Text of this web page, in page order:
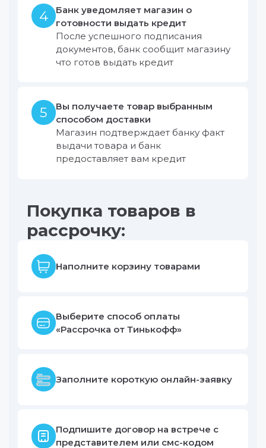
4
Банк уведомляет магазин о
готовности выдать кредит
После успешного подписания
документов, банк сообщит магазину
что готов выдать кредит
5
Вы получаете товар выбранным
способом доставки
Магазин подтверждает банку факт
выдачи товара и банк
предоставляет вам кредит
Покупка товаров в
рассрочку:
Наполните корзину товарами
Выберите способ оплаты
«Рассрочка от Тинькофф»
Заполните короткую онлайн-заявку
Подпишите договор на встрече с
представителем или смс-кодом